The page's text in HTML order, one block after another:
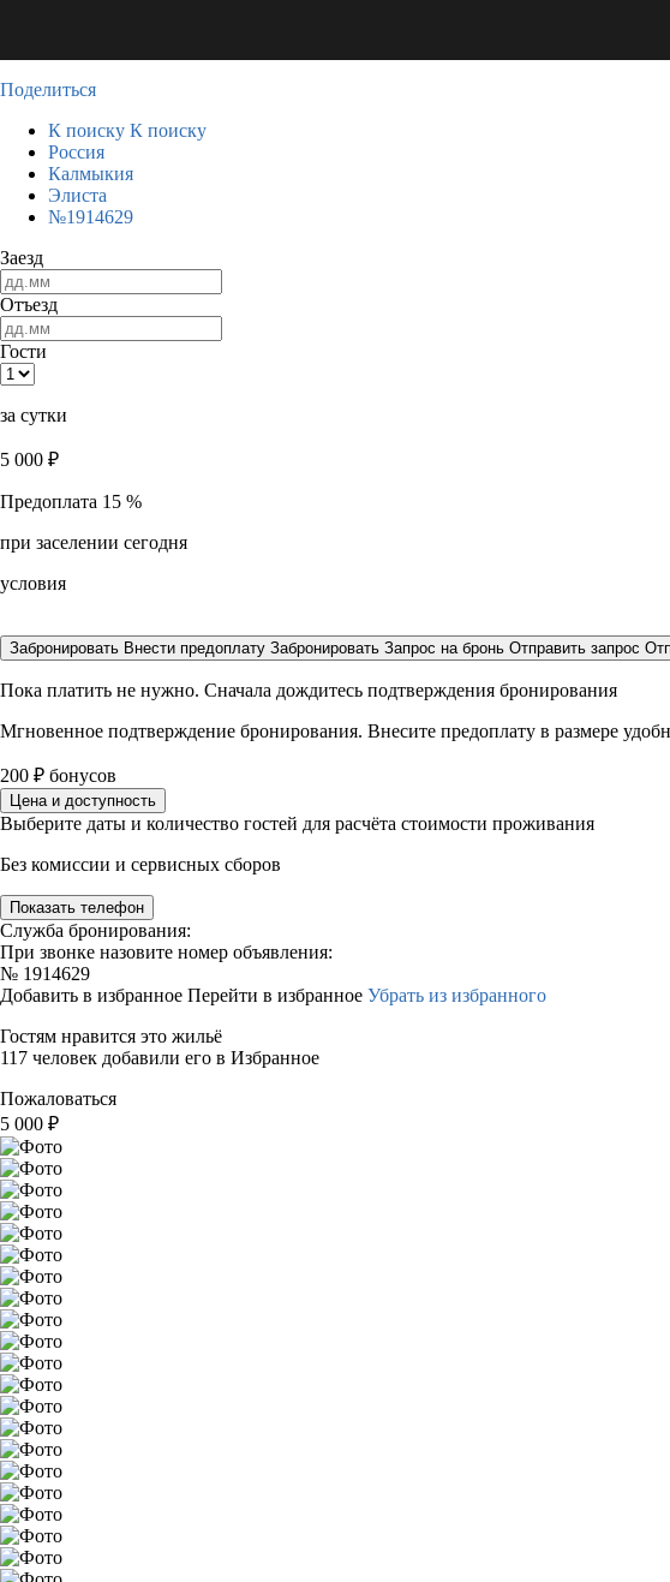
Поделиться
К поиску К поиску
Россия
Калмыкия
Элиста
№1914629
Заезд
Отъезд
Гости
за сутки
5 000 ₽
Предоплата 15 %
при заселении сегодня
условия
Забронировать Внести предоплату Забронировать Запрос на бронь Отправить запрос
Пока платить не нужно. Сначала дождитесь подтверждения бронирования
Мгновенное подтверждение бронирования. Внесите предоплату в размере
200 ₽ бонусов
Цена и доступность
Выберите даты и количество гостей для расчёта стоимости проживания
Без комиссии и сервисных сборов
Показать телефон
Служба бронирования:
При звонке назовите номер объявления:
№ 1914629
Добавить в избранное Перейти в избранное Убрать из избранного
Гостям нравится это жильё
117 человек добавили его в Избранное
Пожаловаться
5 000 ₽